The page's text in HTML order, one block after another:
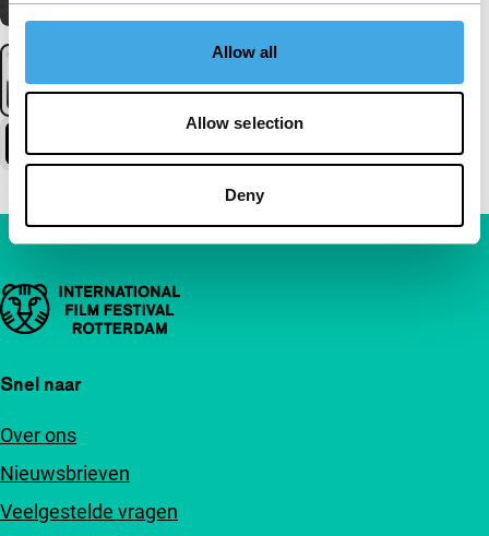
Allow all
Allow selection
Deny
Belangrijke links
Snel naar
Over ons
Nieuwsbrieven
Veelgestelde vragen